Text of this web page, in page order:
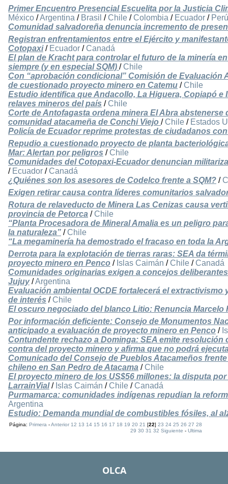
Primer Encuentro Presencial Escuelita por la Justicia
México /Argentina / Brasil / Chile / Colombia / Ecuador / Perú
Comunidad salvadoreña denuncia incremento de
Registran enfrentamientos entre el Ejército y
Cotopaxi/ Ecuador / Canadá
El plan de Kracht para controlar el futuro de la minería
siempre (y en especial SQM) / Chile
Con “aprobación condicional” Comisión de Evaluación
de cuestionado proyecto minero en Catemu / Chile
Estudio identifica que Andacollo, La Higuera, Copiapó e
relaves mineros del país / Chile
Corte de Antofagasta ordena minera El Abra abstenerse
comunidad atacameña de Conchi Viejo / Chile / Estados
Policía de Ecuador reprime protestas de ciudadanos
Repudio a cuestionado proyecto de planta
Mar: Alertan por peligros / Chile
Comunidades del Cotopaxi-Ecuador denuncian
/ Ecuador / Canadá
¿Quiénes son los asesores de Codelco frente a SQM? /
Exigen retirar causa contra líderes comunitarios
Rotura de relaveducto de Minera Las Cenizas causa
provincia de Petorca / Chile
“Planta Procesadora de Mineral Amalia es un peligro
la naturaleza” / Chile
“La megaminería ha demostrado el fracaso en toda la
Derrota para la explotación de tierras raras: SEA da
proyecto minero en Penco / Islas Caimán / Chile / Canadá
Comunidades originarias exigen a concejos
Jujuy/Argentina
Evaluación ambiental OCDE fortalecerá el
de interés / Chile
El oscuro negociado del blanco Litio: Renuncia Marcelo
Por información deficiente: Consejo de Monumentos
anticipado a evaluación de proyecto minero en Penco /
Contundente rechazo a Dominga: SEA emite
contra del proyecto minero y afirma que no podrá
Comunicado del Consejo de Pueblos Atacameños
chileno en San Pedro de Atacama / Chile
El proyecto minero de los US$56 millones: la disputa
LarrainVial/ Islas Caimán / Chile / Canadá
Purmamarca: comunidades indígenas repudian la
Argentina
Estudio: Demanda mundial de combustibles fósiles, al
Página:Primera -Anterior 12 13 14 15 16 17 18 19 20 21 [22]23 24 25 26 27 28
29 30 31 32 Siguiente -Ultima
OLCA